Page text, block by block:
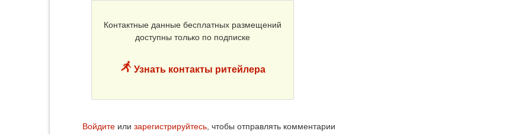
Контактные данные бесплатных размещений
доступны только по подписке
Узнать контакты ритейлера
Войдите или зарегистрируйтесь, чтобы отправлять комментарии